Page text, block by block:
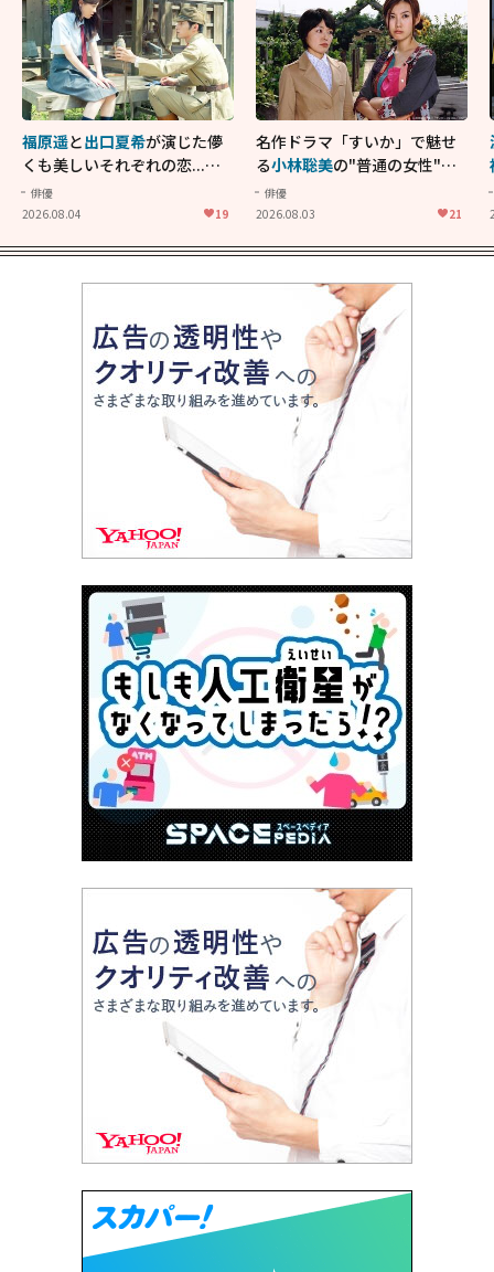
福原遥と出口夏希が演じた儚
くも美しいそれぞれの恋...生
きることの尊さを教えてくれ
た映画「あの花が咲く丘で、
俳優
2026.08.04
19
名作ドラマ「すいか」で魅せ
る小林聡美の"普通の女性"が
大人に刺さる...映画「かもめ
食堂」にも通じる静かな芝居
俳優
2026.08.03
21